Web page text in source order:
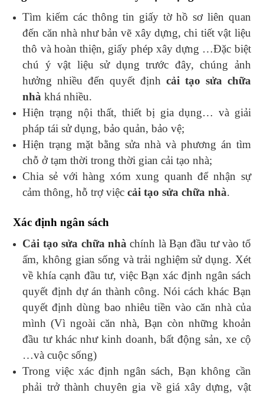
Tìm kiếm các thông tin giấy tờ hồ sơ liên quan
đến căn nhà như bản vẽ xây dựng, chi tiết vật liệu
thô và hoàn thiện, giấy phép xây dựng …Đặc biệt
chú ý vật liệu sử dụng trước đây, chúng ảnh
hưởng nhiều đến quyết định cải tạo sửa chữa
nhàkhá nhiều.
Hiện trạng nội thất, thiết bị gia dụng… và giải
pháp tái sử dụng, bảo quản, bảo vệ;
Hiện trạng mặt bằng sửa nhà và phương án tìm
chỗ ở tạm thời trong thời gian cải tạo nhà;
Chia sẻ với hàng xóm xung quanh để nhận sự
cảm thông, hỗ trợ việccải tạo sửa chữa nhà.
Xác định ngân sách
Cải tạo sửa chữa nhàchính là Bạn đầu tư vào tổ
ấm, không gian sống và trải nghiệm sử dụng. Xét
về khía cạnh đầu tư, việc Bạn xác định ngân sách
quyết định dự án thành công. Nói cách khác Bạn
quyết định dùng bao nhiêu tiền vào căn nhà của
mình (Vì ngoài căn nhà, Bạn còn những khoản
đầu tư khác như kinh doanh, bất động sản, xe cộ
…và cuộc sống)
Trong việc xác định ngân sách, Bạn không cần
phải trở thành chuyên gia về giá xây dựng, vật